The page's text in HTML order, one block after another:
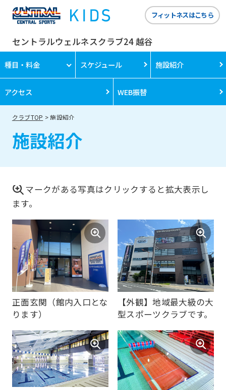
セントラルウェルネスクラブ24 越谷
フィットネスはこちら
種目・料金 スケジュール 施設紹介
アクセス WEB振替
クラブTOP 施設紹介
施設紹介
マークがある写真はクリックすると拡大表示し
ます。
正面玄関（館内入口とな
ります）
【外観】地域最大級の大
型スポーツクラブです。
For
foreigners